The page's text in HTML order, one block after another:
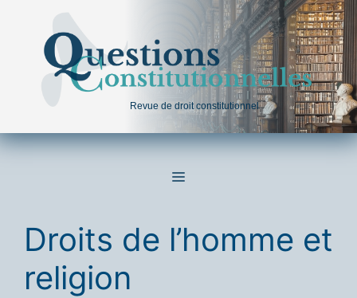
contenu
Revue de droit constitutionnel
MENU
Droits de l’homme et
religion